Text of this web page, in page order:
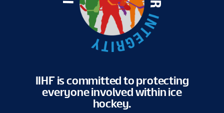
IIHF is committed to protecting
everyone involved within ice
hockey.